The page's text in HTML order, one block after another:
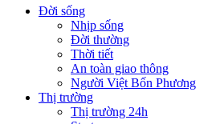
Đời sống
Nhịp sống
Đời thường
Thời tiết
An toàn giao thông
Người Việt Bốn Phương
Thị trường
Thị trường 24h